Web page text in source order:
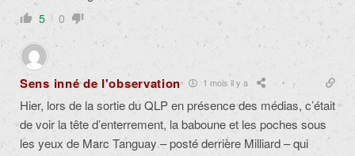
5 0
Sens inné de l'observation 1 mois il y a
Hier, lors de la sortie du QLP en présence des médias, c’était
de voir la tête d’enterrement, la baboune et les poches sous
les yeux de Marc Tanguay – posté derrière Milliard – qui